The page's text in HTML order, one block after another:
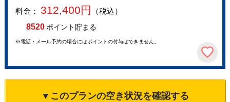
料金： 312,400円
（税込）
8520ポイント貯まる
※電話・メール予約の場合にはポイントの付与はできません。
▼このプランの空き状況を確認する